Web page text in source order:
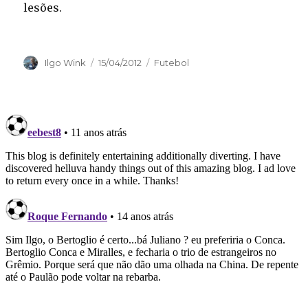
lesões.
Autor
Ilgo Wink
Publicado
15/04/2012 Categorias
Futebol